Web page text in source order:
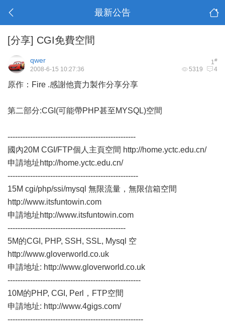
最新公告
[分享] CGI免費空間
1#
qwer
5319 4
2008-6-15 10:27:36
原作：Fire .感謝他賣力製作分享分享
第二部分:CGI(可能帶PHP甚至MYSQL)空間
---------------------------------------------------
國內20M CGI/FTP個人主頁空間 http://home.yctc.edu.cn/
申請地址http://home.yctc.edu.cn/
----------------------------------------------------
15M cgi/php/ssi/mysql 無限流量，無限信箱空間
http://www.itsfuntowin.com
申請地址http://www.itsfuntowin.com
-----------------------------------------------
5M的CGI, PHP, SSH, SSL, Mysql 空
http://www.gloverworld.co.uk
申請地址: http://www.gloverworld.co.uk
-----------------------------------------------------
10M的PHP, CGI, Perl，FTP空間
申請地址: http://www.4gigs.com/
------------------------------------------------------